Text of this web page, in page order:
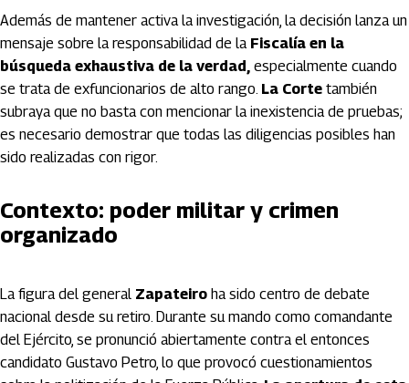
Además de mantener activa la investigación, la decisión lanza un
mensaje sobre la responsabilidad de la Fiscalía en la
búsqueda exhaustiva de la verdad, especialmente cuando
se trata de exfuncionarios de alto rango. La Corte también
subraya que no basta con mencionar la inexistencia de pruebas;
es necesario demostrar que todas las diligencias posibles han
sido realizadas con rigor.
Contexto: poder militar y crimen
organizado
La figura del general Zapateiro ha sido centro de debate
nacional desde su retiro. Durante su mando como comandante
del Ejército, se pronunció abiertamente contra el entonces
candidato Gustavo Petro, lo que provocó cuestionamientos